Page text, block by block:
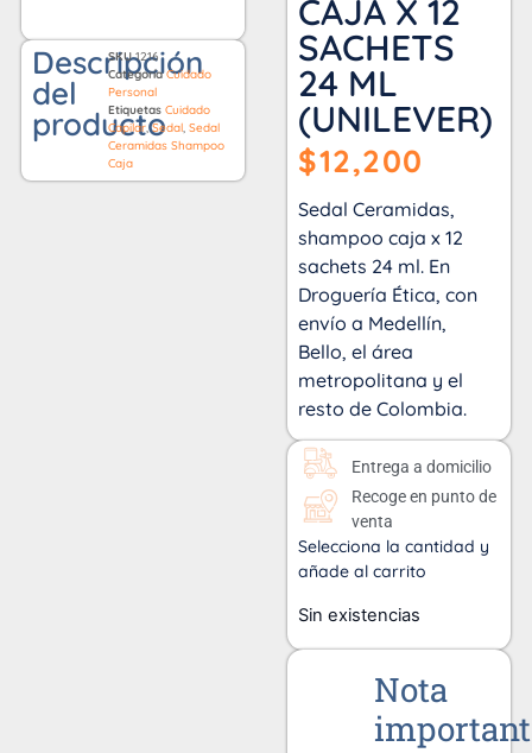
Descripción
del
producto
SKU1216
Categoría Cuidado
Personal
Etiquetas Cuidado
Capilar,Sedal, Sedal
Ceramidas Shampoo
Caja
CAJA X 12
SACHETS
24 ML
(UNILEVER)
$12,200
Sedal Ceramidas,
shampoo caja x 12
sachets 24 ml. En
Droguería Ética, con
envío a Medellín,
Bello, el área
metropolitana y el
resto de Colombia.
Entrega a domicilio
Recoge en punto de
venta
Selecciona la cantidad y
añade al carrito
Sin existencias
Nota